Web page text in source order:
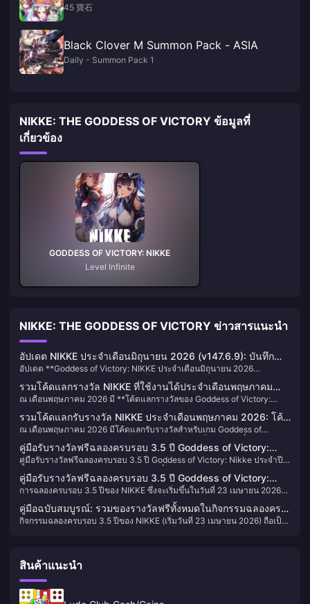
45 寶石
Black Clover M Summon Pack - ASIA
Daily - Summon Pack 1
NIKKE: THE GODDESS OF VICTORY ข้อมูลที่
เกี่ยวข้อง
GODDESS OF VICTORY: NIKKE
Level Infinite
NIKKE: THE GODDESS OF VICTORY ข่าวสารแนะนำ
อัปเดต NIKKE ประจำเดือนมิถุนายน 2026 (v147.6.9): บันทึก
แพตช์ฉบับเต็ม, อีเวนต์ ARK RANGER และคำแนะนำในการเปิด
กาชา
อัปเดต **Goddess of Victory: NIKKE ประจำเดือนมิถุนายน 2026
(v147.6.9)** ได้เปิดให้ใช้งานแล้วเมื่อวันที่ **11 มิถุนายน 2026** โด
ยมีไฮไลต์สำคัญคือ SSR ใหม่ **Ark Ranger Black**, อีเวนต์เนื้อเรื่อง **ARK
RANGER** ที่พากย์เสียงเต็มรูปแบบ, **อีเวนต์ล็อกอิน 14 วัน** และคอสตูม
ใหม่ 3 ชุด จากการติดตามของ Techylist ตัวเกมมีขนาด **368.65 MB**
และคำอธิบายบน Google Play Store ยืนยันว่าแพตช์นี้เน้นไปที่เนื้อหาของ
ARK RANGER เป็นหลัก พร้อมด้วยการปรับปรุงคุณภาพชีวิต (QoL) อีก
มากมาย
รวมโค้ดแลกรางวัล NIKKE ที่ใช้งานได้ประจำเดือนพฤษภาคม
2026 (อัปเดตตู้กาชา Prika)
ณ เดือนพฤษภาคม 2026 มี **โค้ดแลกรางวัลของ Goddess of Victory:
NIKKE ที่ใช้งานได้มากกว่า 12 โค้ด** ซึ่งเกี่ยวข้องกับไลฟ์สตรีมฉลองครบรอบ
3.5 ปี และช่วงเวลาของตู้กาชา Prika โดยรวมแล้วจะมอบ **อัญมณีประมาณ
900 เม็ด, ตั๋วรับสมัครขั้นสูง 19 ใบ (เทียบเท่าการสุ่มฟรีประมาณ 20 ครั้ง),
โมดูล Ultra Boost 70 ชิ้น และคู่มือสกิล/เบิร์สต์จำนวนหนึ่ง** โค้ดที่คุ้มค่าที่
สุดคือ **PROTECTARKSTAR** (อัญมณี 600 เม็ด + โมดูล 50 ชิ้น +
Darling for a Day 5 ชิ้น), **CHEERFORANIS** (อัญมณี 300 เม็ด + คู่มือ
รหัส 50 เล่ม) และโค้ดซีรีส์ปี 2026 อีกสี่โค้ด (แต่ละโค้ดมอบตั๋วรับสมัคร 2 ใบ)
รวมโค้ดแลกรับรางวัล NIKKE ประจำเดือนพฤษภาคม 2026: โค้ด
ที่ยังใช้งานได้ทั้งหมด [อัปเดตล่าสุด]
ณ เดือนพฤษภาคม 2026 มีโค้ดแลกรับรางวัลสำหรับเกม Goddess of
ขั้นสูง และทรัพยากรสำหรับการต่อสู้ฟรี โค้ดทั้งหมดด้านล่างนี้ได้รับการตรวจ
สอบความถูกต้องเทียบกับการประกาศอย่างเป็นทางการของ Shift Up และ
แหล่งติดตามข้อมูลในคอมมูนิตี้ประจำเดือนนี้แล้ว คุณสามารถนำไปแลกรับ
รางวัลได้ภายในเกมผ่านทางเมนู CD-Key โดยโค้ดส่วนใหญ่จะมีอายุการใช้
งานเพียงไม่กี่สัปดาห์หลังจากปล่อยออกมา ดังนั้นอย่าลืมรีบนำไปใช้กัน
คู่มือรับรางวัลฟรีฉลองครบรอบ 3.5 ปี Goddess of Victory:
Nikke ประจำปี 2026
คู่มือรับรางวัลฟรีฉลองครบรอบ 3.5 ปี Goddess of Victory: Nikke ประจำปี
ฟรีมากมายผ่านการล็อกอินและทำภารกิจง่ายๆ โดยไม่ต้องเสียเงินแม้แต่บาท
เดียว กิจกรรมนี้เริ่มขึ้นเมื่อวันที่ 23 เมษายน 2026 โดยมอบอัญมณีให้ผู้เล่น
สายฟรี (F2P) ถึง 15,000-25,000 เม็ด พร้อมตั๋วสุ่มฟรีอีก 130-176 ใบ ผู้เล่น
จะได้รับ SSR Avistar สูงสุดถึง 4 ตัวผ่านปฏิทินล็อกอิน 14 วัน ในขณะที่กล่อง
เลือก SSR จะช่วยให้คุณเลือกรับ Dorothy, Crown หรือ Mihara Bonding
การฉลองครบรอบ 2.5 ปีและ 3.0 ปีที่ผ่านมา การล็อกอินเข้าเกมทุกวันอย่าง
สม่ำเสมอและการเคลียร์เนื้อเรื่องบทใหม่จะช่วยให้คุณได้รับรางวัลทั้งหมดได้
รวดเร็วกว่ากิจกรรมครบรอบครึ่งปีครั้งไหนๆ ที่ผ่านมา
คู่มือรับรางวัลฟรีฉลองครบรอบ 3.5 ปี Goddess of Victory:
NIKKE ปี 2026: รวมทุกเจม การสุ่ม และตั๋วเลือกตัวละคร
การฉลองครบรอบ 3.5 ปีของ NIKKE ซึ่งจะเริ่มขึ้นในวันที่ 23 เมษายน 2026
ถือเป็นช่วงเวลาที่แจกของรางวัลฟรีเยอะที่สุดในประวัติศาสตร์ของเกมอย่าง
เป็นทางการ ข้อมูลจากชุมชนผู้เล่นยืนยันว่าผู้เล่นสายฟรี (F2P) สามารถรับเจม
ได้ถึง 15,000–25,000 เม็ด และสุ่มฟรีรวมสูงสุดถึง 176 ครั้ง เพียงแค่ทำ
หรือ Mihara: Bonding Chain ผ่านคะแนน Star Trail อีกด้วย หากคุณล็อกอิน
ทุกวันและเคลียร์ภารกิจทั้งหมด คุณก็ไม่จำเป็นต้องใช้เจมแม้แต่เม็ดเดียวก็
สามารถรับตัวละคร SSR ไปได้หลายตัว
คู่มือฉบับสมบูรณ์: รวมของรางวัลฟรีทั้งหมดในกิจกรรมฉลองครบ
รอบ 3.5 ปี Goddess of Victory: NIKKE ประจำปี 2026
กิจกรรมฉลองครบรอบ 3.5 ปีของ NIKKE (เริ่มวันที่ 23 เมษายน 2026) ถือเป็น
จากชุมชนผู้เล่นว่าอาจสูงถึง **176 ครั้ง** หากรวมตั๋วสุ่มพิเศษรายวัน 21 ใบ
สายฟรีที่ทำกิจกรรมครบทุกอย่างสามารถสะสมเพชรได้จริงถึง **15,000–
25,000 เพชร** ตลอดระยะเวลา 3 สัปดาห์ นี่คือรายละเอียดแหล่งที่มาทั้งหมด
สินค้าแนะนำ